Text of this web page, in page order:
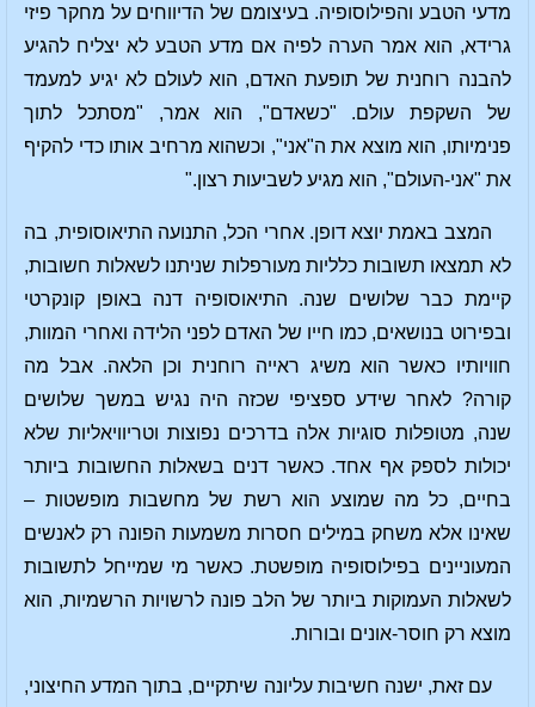
מדעי הטבע והפילוסופיה. בעיצומם של הדיווחים על מחקר פיזי
גרידא, הוא אמר הערה לפיה אם מדע הטבע לא יצליח להגיע
להבנה רוחנית של תופעת האדם, הוא לעולם לא יגיע למעמד
של השקפת עולם. "כשאדם", הוא אמר, "מסתכל לתוך
פנימיותו, הוא מוצא את ה"אני", וכשהוא מרחיב אותו כדי להקיף
את "אני-העולם", הוא מגיע לשביעות רצון."
המצב באמת יוצא דופן. אחרי הכל, התנועה התיאוסופית, בה
לא תמצאו תשובות כלליות מעורפלות שניתנו לשאלות חשובות,
קיימת כבר שלושים שנה. התיאוסופיה דנה באופן קונקרטי
ובפירוט בנושאים, כמו חייו של האדם לפני הלידה ואחרי המוות,
חוויותיו כאשר הוא משיג ראייה רוחנית וכן הלאה. אבל מה
קורה? לאחר שידע ספציפי שכזה היה נגיש במשך שלושים
שנה, מטופלות סוגיות אלה בדרכים נפוצות וטריוויאליות שלא
יכולות לספק אף אחד. כאשר דנים בשאלות החשובות ביותר
בחיים, כל מה שמוצע הוא רשת של מחשבות מופשטות –
שאינו אלא משחק במילים חסרות משמעות הפונה רק לאנשים
המעוניינים בפילוסופיה מופשטת. כאשר מי שמייחל לתשובות
לשאלות העמוקות ביותר של הלב פונה לרשויות הרשמיות, הוא
מוצא רק חוסר-אונים ובורות.
עם זאת, ישנה חשיבות עליונה שיתקיים, בתוך המדע החיצוני,